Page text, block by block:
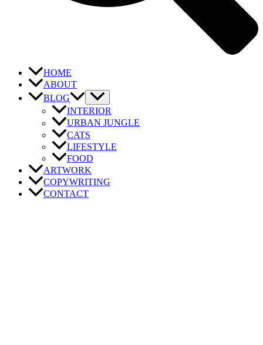
HOME
ABOUT
BLOG
INTERIOR
URBAN JUNGLE
CATS
LIFESTYLE
FOOD
ARTWORK
COPYWRITING
CONTACT